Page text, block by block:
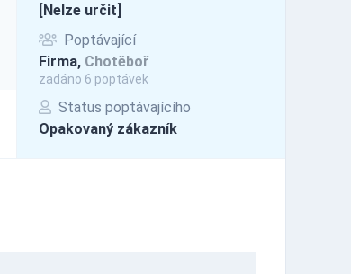
[Nelze určit]
Poptávající
Firma, Chotěboř
zadáno 6 poptávek
Status poptávajícího
Opakovaný zákazník